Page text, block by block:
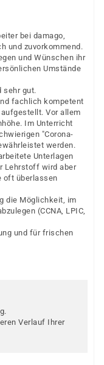
bei damago,
und zuvorkommend.
und Wünschen ihr
Umstände
sehr gut.
fachlich kompetent
Vor allem
Im Unterricht
"Corona-
werden.
Unterlagen
Lehrstoff wird aber
oft überlassen
die Möglichkeit, im
(CCNA, LPIC,
und für frischen
Verlauf Ihrer